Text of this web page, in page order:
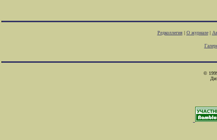
Редколлегия| О журнале|
©